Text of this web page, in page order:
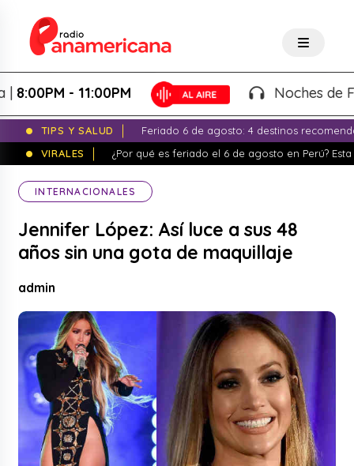
- 11:00PM Noches de
TIPS Y SALUD
Feriado 6 de agosto: 4 destinos
VIRALES
¿Por qué es feriado el 6 de agosto en Perú?
INTERNACIONALES
Jennifer López: Así luce a sus 48
años sin una gota de maquillaje
admin